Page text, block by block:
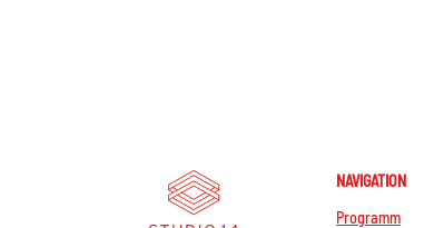
NAVIGATION
Programm